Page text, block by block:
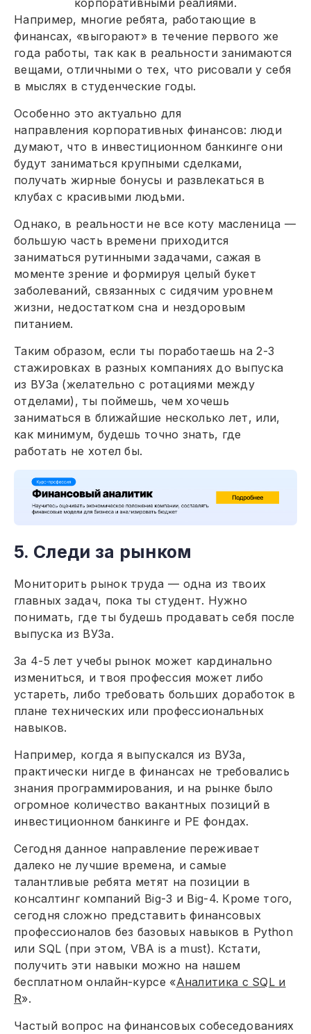
Например, многие ребята, работающие в
финансах, «выгорают» в течение первого же
года работы, так как в реальности занимаются
вещами, отличными о тех, что рисовали у себя
в мыслях в студенческие годы.
Особенно это актуально для
направления корпоративных финансов: люди
думают, что в инвестиционном банкинге они
будут заниматься крупными сделками,
получать жирные бонусы и развлекаться в
клубах с красивыми людьми.
Однако, в реальности не все коту масленица —
большую часть времени приходится
заниматься рутинными задачами, сажая в
моменте зрение и формируя целый букет
заболеваний, связанных с сидячим уровнем
жизни, недостатком сна и нездоровым
питанием.
Таким образом, если ты поработаешь на 2-3
стажировках в разных компаниях до выпуска
из ВУЗа (желательно с ротациями между
отделами), ты поймешь, чем хочешь
заниматься в ближайшие несколько лет, или,
как минимум, будешь точно знать, где
работать не хотел бы.
5. Следи за рынком
Мониторить рынок труда — одна из твоих
главных задач, пока ты студент. Нужно
понимать, где ты будешь продавать себя после
выпуска из ВУЗа.
За 4-5 лет учебы рынок может кардинально
измениться, и твоя профессия может либо
устареть, либо требовать больших доработок в
плане технических или профессиональных
навыков.
Например, когда я выпускался из ВУЗа,
практически нигде в финансах не требовались
знания программирования, и на рынке было
огромное количество вакантных позиций в
инвестиционном банкинге и PE фондах.
Сегодня данное направление переживает
далеко не лучшие времена, и самые
талантливые ребята метят на позиции в
консалтинг компаний Big-3 и Big-4. Кроме того,
сегодня сложно представить финансовых
профессионалов без базовых навыков в Python
или SQL (при этом, VBA is a must). Кстати,
получить эти навыки можно на нашем
бесплатном онлайн-курсе «Аналитика с SQL и
R».
Частый вопрос на финансовых собеседованиях